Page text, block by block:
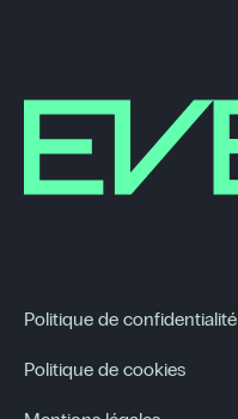
Politique de confidentialité
Politique de cookies